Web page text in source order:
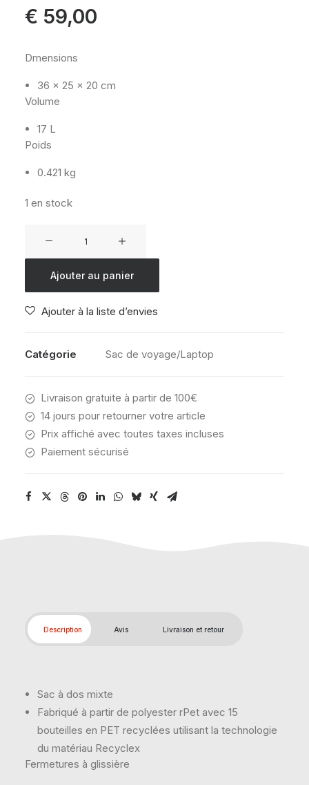
€ 59,00
Dmensions
36 x 25 x 20 cm
Volume
17 L
Poids
0.421 kg
1 en stock
TOURISTER
GROOVE
TOTE
URBAN
GREEN
Ajouter au panier
Ajouter à la liste d’envies
Catégorie Sac de voyage/Laptop
Livraison gratuite à partir de 100€
14 jours pour retourner votre article
Prix affiché avec toutes taxes incluses
Paiement sécurisé
Description Avis Livraison et retour
Sac à dos mixte
Fabriqué à partir de polyester rPet avec 15
bouteilles en PET recyclées utilisant la technologie
du matériau Recyclex
Fermetures à glissière